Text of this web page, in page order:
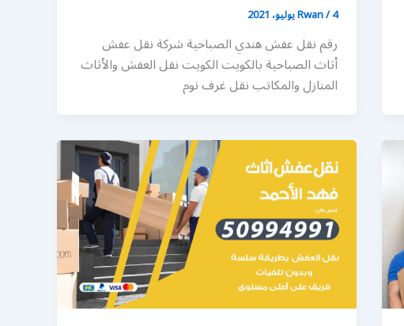
Rwan/4 يوليو، 2021
رقم نقل عفش هندي الصباحية شركة نقل عفش
أثاث الصباحية بالكويت الكويت نقل العفش والأثاث
المنازل والمكاتب نقل غرف نوم